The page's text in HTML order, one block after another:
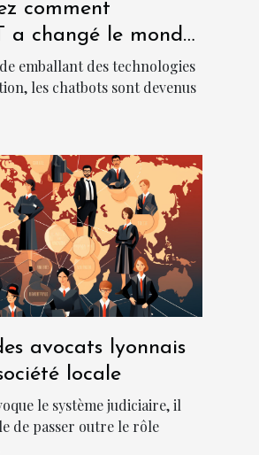
comment
a changé le monde
emballant des technologies
les chatbots sont devenus
avocats lyonnais
locale
le système judiciaire, il
de passer outre le rôle